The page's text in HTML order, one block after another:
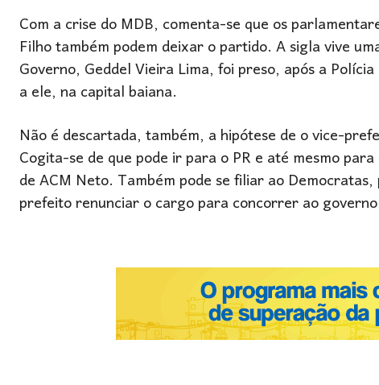
Com a crise do MDB, comenta-se que os
Filho também podem deixar o partido. A sigla vive
Governo, Geddel Vieira Lima, foi preso, após a
a ele, na capital baiana.
Não é descartada, também, a hipótese de o vice-
Cogita-se de que pode ir para o PR e até mesmo
de ACM Neto. Também pode se filiar ao
prefeito renunciar o cargo para concorrer ao